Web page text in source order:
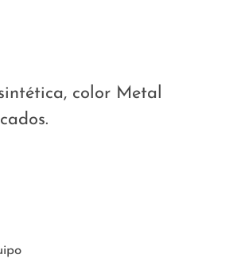
color Metal